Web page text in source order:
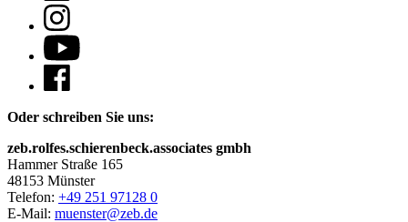
Oder schreiben Sie uns:
zeb.rolfes.schierenbeck.associates gmbh
Hammer Straße 165
48153 Münster
Telefon: +49 251 97128 0
E-Mail: muenster@zeb.de